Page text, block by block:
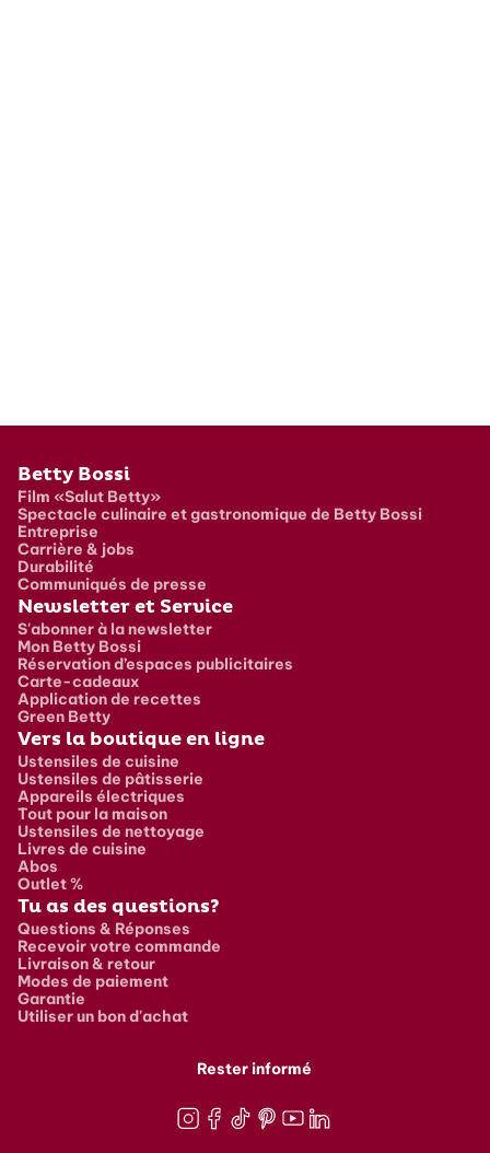
Pied de page
Betty Bossi
Film «Salut Betty»
Spectacle culinaire et gastronomique de Betty Bossi
Entreprise
Carrière & jobs
Durabilité
Communiqués de presse
Newsletter et Service
S'abonner à la newsletter
Mon Betty Bossi
Réservation d’espaces publicitaires
Carte-cadeaux
Application de recettes
Green Betty
Vers la boutique en ligne
Ustensiles de cuisine
Ustensiles de pâtisserie
Appareils électriques
Tout pour la maison
Ustensiles de nettoyage
Livres de cuisine
Abos
Outlet %
Tu as des questions?
Questions & Réponses
Recevoir votre commande
Livraison & retour
Modes de paiement
Garantie
Utiliser un bon d'achat
Rester informé